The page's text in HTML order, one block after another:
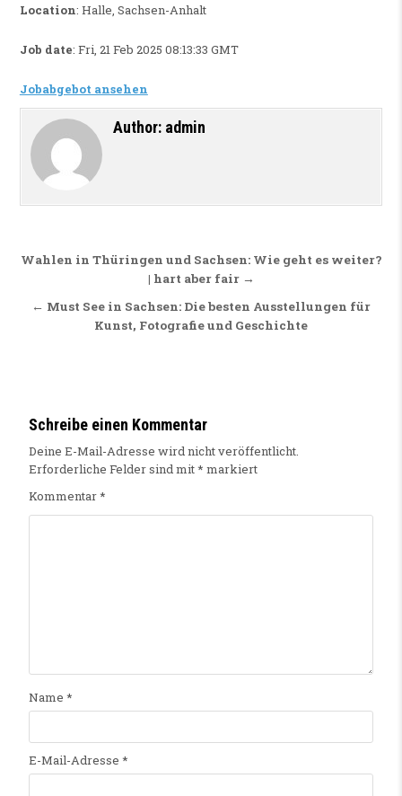
Location: Halle, Sachsen-Anhalt
Job date: Fri, 21 Feb 2025 08:13:33 GMT
Jobabgebot ansehen
Author: admin
Beitragsnavigation
Wahlen in Thüringen und Sachsen: Wie geht es weiter?
| hart aber fair →
← Must See in Sachsen: Die besten Ausstellungen für
Kunst, Fotografie und Geschichte
Schreibe einen Kommentar
Deine E-Mail-Adresse wird nicht veröffentlicht.
Erforderliche Felder sind mit* markiert
Kommentar*
Name *
E-Mail-Adresse *